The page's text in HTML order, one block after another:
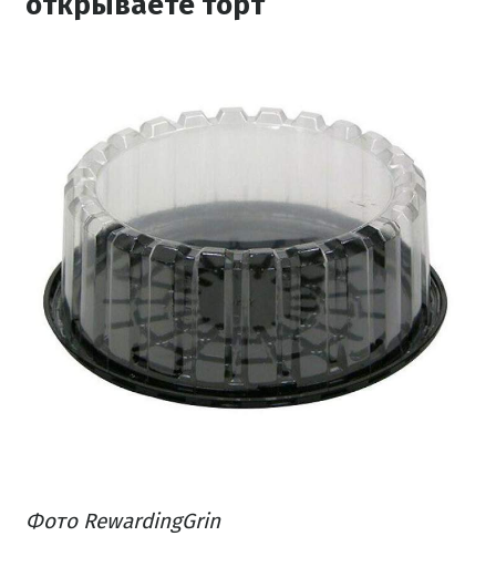
Фото RewardingGrin